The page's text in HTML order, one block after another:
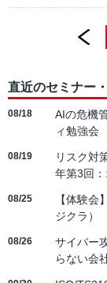
prev
直近のセミナー
08/18
AIの危機
ィ勉強会
08/19
リスク対
年第3回：
08/25
【体験
ジクラ）
08/26
サイバー
らない会